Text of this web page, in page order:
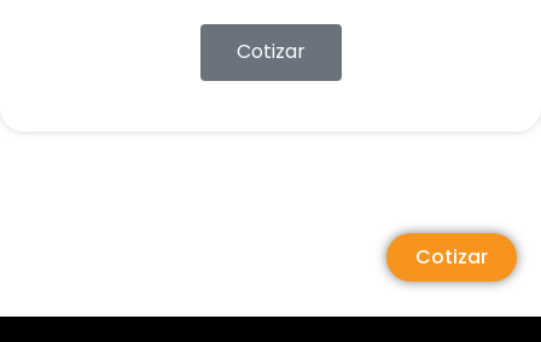
Cotizar
Cotizar